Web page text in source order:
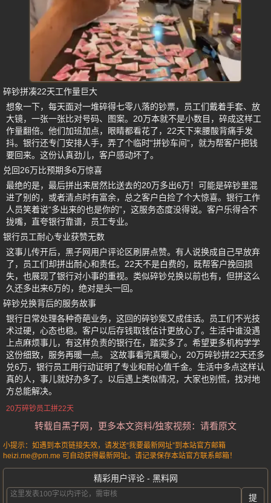
碎钞拼凑22天工作量巨大
想象一下，每天面对一堆碎得七零八落的钞票，员工们戴着手套、放
大镜，一张一张比对号码、图案。20万本就不是小数目，碎成这样工
作量翻倍。他们加班加点，眼睛都看花了，22天下来腰酸背痛手发
抖。银行还专门安排人手，弄了个临时“拼钞车间”，就为帮客户把钱
要回来。这份认真劲儿，客户感动坏了。
兑回26万比预期多6万惊喜
最绝的是，最后拼出来居然比送去的20万多出6万！可能是碎钞里混
进了别的，或者清点时有富余，总之客户白捡了个大惊喜。银行工作
人员笑着说“多出来的也是你的”，这服务态度没得说。客户乐得合不
拢嘴，直夸银行靠谱，员工专业。
银行员工耐心专业获赞无数
这事儿传开后，黑子网用户评论区刷屏点赞。有人说换成自己早放弃
了，员工们却拼出耐心和责任。22天不是白费的，既帮客户挽回损
失，也展现了银行对小事的重视。类似碎钞兑换以前也有，但拼这么
久还多出来6万的，绝对是头一回。
碎钞兑换背后的服务故事
银行日常处理各种奇葩业务，这回的碎钞案又成佳话。员工们不光技
术过硬，心态也稳。客户以后存钱取钱估计更放心了。生活中谁没遇
上点麻烦事儿，有这样负责的银行在，踏实多了。希望更多机构学学
这份细致，服务再暖一点。 这故事看完真暖心，20万碎钞拼22天还多
兑6万，银行员工用行动证明了专业和耐心值千金。生活中多点这样认
真的人，事儿就好办多了。以后遇上类似情况，大家也别慌，找对地
方总能解决。
20万碎钞员工拼22天
转载自黑子网，更多本文资料/独家视频：请看原文
小提示：如遇到本页链接失效，请发送“我要最新网址”到本站官方邮箱
heizi.me@pm.me 可自动获得最新网址。请记录保存本站官方联系邮箱！
精彩用户评论 - 黑料网
提